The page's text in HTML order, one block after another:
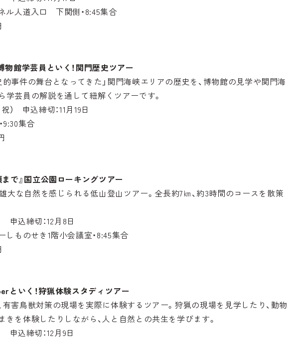
ル人道入口 下関側・8:45集合
物館学芸員といく！関門歴史ツアー
的事件の舞台となってきた」関門海峡エリアの歴史を、博物館の見学や関門海
学芸員の解説を通して紐解くツアーです。
祝） 申込締切：11月19日
9:30集合
まで』国立公園ローキングツアー
大な自然を感じられる低山登山ツアー。全長約7㎞、約3時間のコースを散策
申込締切：12月8日
しものせき1階小会議室・8:45集合
といく！狩猟体験スタディツアー
有害鳥獣対策の現場を実際に体験するツアー。狩猟の現場を見学したり、動物
を体験したりしながら、人と自然との共生を学びます。
申込締切：12月9日